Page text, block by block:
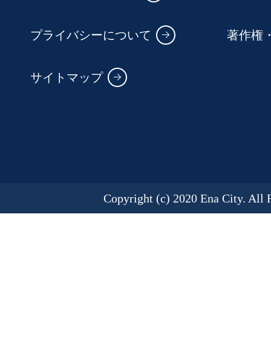
プライバシーについて 著作権
サイトマップ
Copyright (c) 2020 Ena City. All